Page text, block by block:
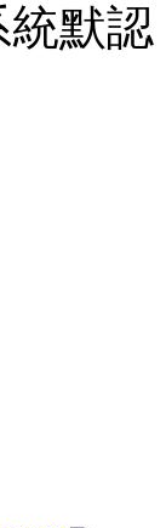
默認